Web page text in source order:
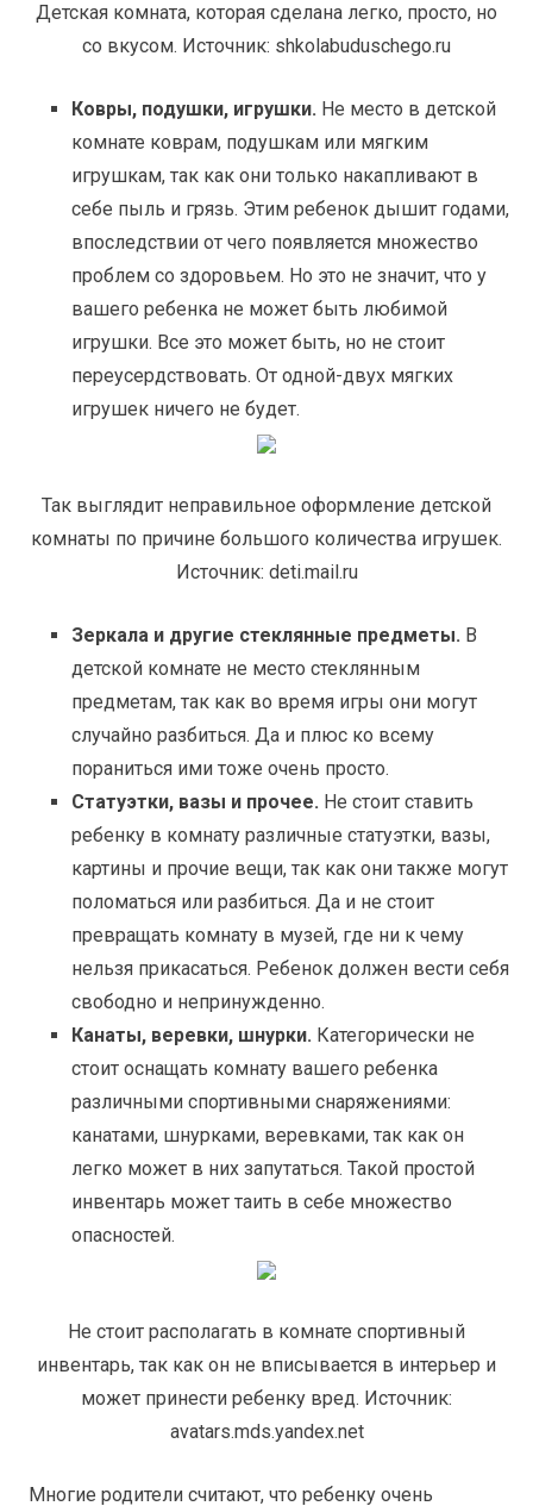
Детская комната, которая сделана легко, просто, но
со вкусом. Источник: shkolabuduschego.ru
Ковры, подушки, игрушки. Не место в детской
комнате коврам, подушкам или мягким
игрушкам, так как они только накапливают в
себе пыль и грязь. Этим ребенок дышит годами,
впоследствии от чего появляется множество
проблем со здоровьем. Но это не значит, что у
вашего ребенка не может быть любимой
игрушки. Все это может быть, но не стоит
переусердствовать. От одной-двух мягких
игрушек ничего не будет.
Так выглядит неправильное оформление детской
комнаты по причине большого количества игрушек.
Источник: deti.mail.ru
Зеркала и другие стеклянные предметы. В
детской комнате не место стеклянным
предметам, так как во время игры они могут
случайно разбиться. Да и плюс ко всему
пораниться ими тоже очень просто.
Статуэтки, вазы и прочее. Не стоит ставить
ребенку в комнату различные статуэтки, вазы,
картины и прочие вещи, так как они также могут
поломаться или разбиться. Да и не стоит
превращать комнату в музей, где ни к чему
нельзя прикасаться. Ребенок должен вести себя
свободно и непринужденно.
Канаты, веревки, шнурки. Категорически не
стоит оснащать комнату вашего ребенка
различными спортивными снаряжениями:
канатами, шнурками, веревками, так как он
легко может в них запутаться. Такой простой
инвентарь может таить в себе множество
опасностей.
Не стоит располагать в комнате спортивный
инвентарь, так как он не вписывается в интерьер и
может принести ребенку вред. Источник:
avatars.mds.yandex.net
Многие родители считают, что ребенку очень